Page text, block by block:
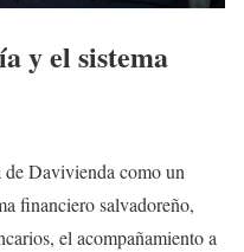
y el sistema
Davivienda como un
financiero salvadoreño,
el acompañamiento a